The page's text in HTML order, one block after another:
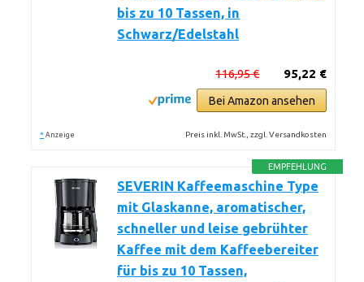
bis zu 10 Tassen, in
Schwarz/Edelstahl
95,22 €
116,95 €
Bei Amazon ansehen
* Anzeige Preis inkl. MwSt., zzgl. Versandkosten
EMPFEHLUNG
SEVERIN Kaffeemaschine Type
mit Glaskanne, aromatischer,
schneller und leise gebrühter
Kaffee mit dem Kaffeebereiter
für bis zu 10 Tassen,